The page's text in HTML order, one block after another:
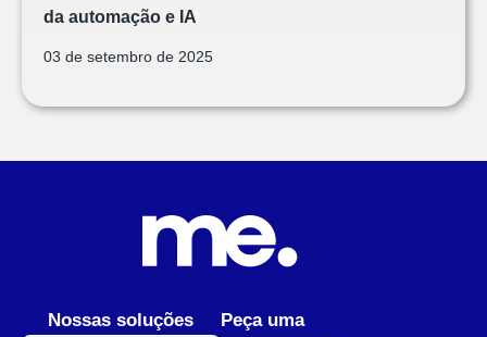
da automação e IA
03 de setembro de 2025
Nossas soluções
Peça uma